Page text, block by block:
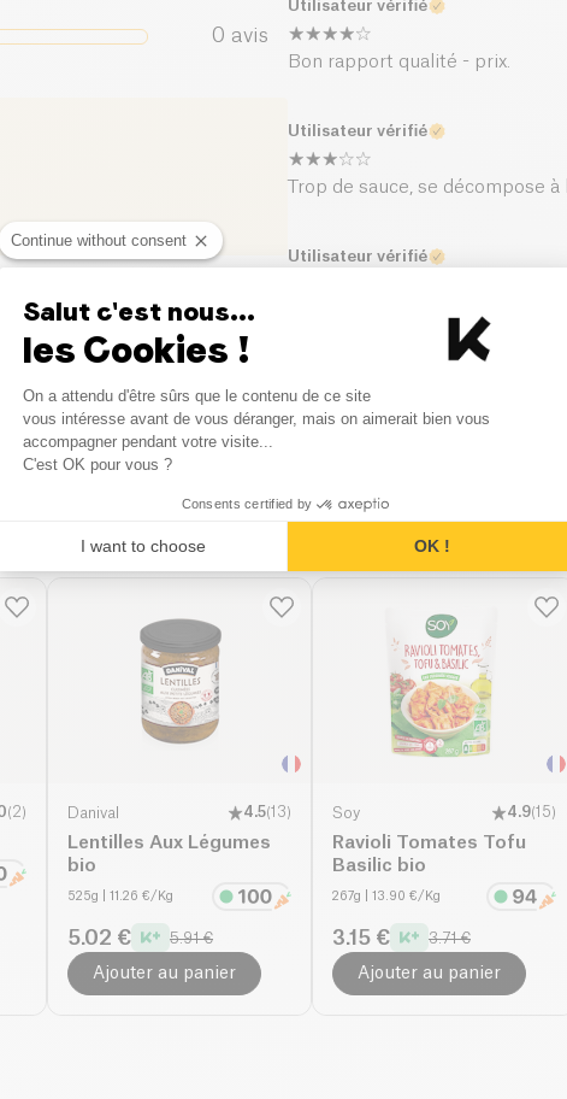
0 avis
ici
Utilisateur vérifié
Bon rapport qualité - prix.
Utilisateur vérifié
Trop de sauce, se décompose à
Utilisateur vérifié
très bonnes, ça faisait
Produits similaires
(2) Danival 4.5(13)
Lentilles Aux Légumes
bio
525g | 11.26 €/Kg
5.02 € 5.91 €
Ajouter au panier
Soy 4.9(15)
Ravioli Tomates Tofu
Basilic bio
267g | 13.90 €/Kg
3.15 € 3.71 €
Ajouter au panier
Continue without consent
Salut c'est nous...
les Cookies !
Consent Management
On a attendu d'être sûrs que le contenu de ce site
vous intéresse avant de vous déranger, mais on aimerait bien vous
accompagner pendant votre visite...
C'est OK pour vous ?
Consents certified by
I want to choose OK !
Axeptio consent